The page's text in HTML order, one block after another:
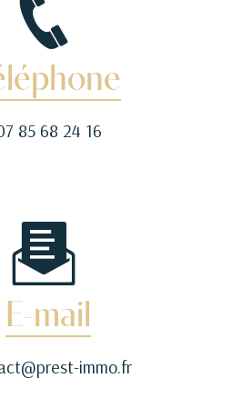
85 68 24 16
E-mail
immo.fr